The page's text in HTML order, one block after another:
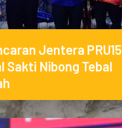
Jentera PRU15
Sakti Nibong Tebal